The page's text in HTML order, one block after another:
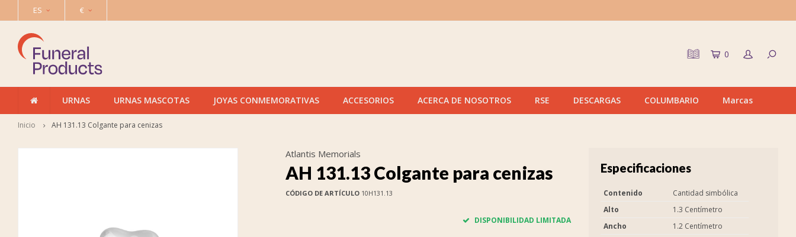
ES €
0
URNAS URNAS MASCOTAS JOYAS CONMEMORATIVAS ACCESORIOS ACERCA DE NOSOTROS RSE DESCARGAS COLUMBARIO Marcas
Inicio AH 131.13 Colgante para cenizas
Atlantis Memorials
AH 131.13 Colgante para cenizas
CÓDIGO DE ARTÍCULO10H131.13
DISPONIBILIDAD LIMITADA
Especificaciones
Contenido
Cantidad simbólica
Alto
1.3 Centímetro
Ancho
1.2 Centímetro